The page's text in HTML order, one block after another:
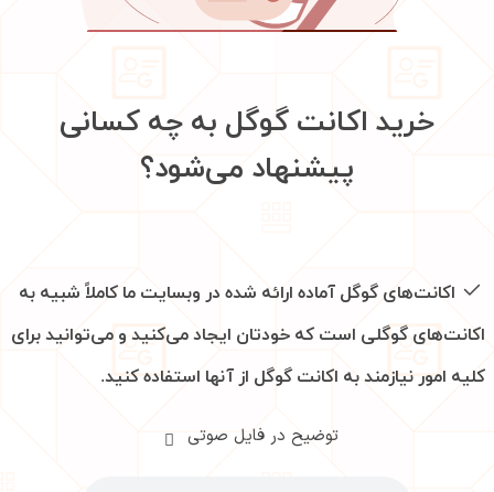
خرید اکانت گوگل به چه کسانی
پیشنهاد می‌شود؟
اکانت‌های گوگل آماده‌ ارائه شده در وبسایت ما کاملاً شبیه به
اکانت‌های گوگلی است که خودتان ایجاد می‌کنید و می‌توانید برای
کلیه امور نیازمند به اکانت گوگل از آنها استفاده کنید.
توضیح در فایل صوتی